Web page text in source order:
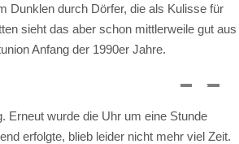
Dunklen durch Dörfer, die als Kulisse für
sieht das aber schon mittlerweile gut aus
Anfang der 1990er Jahre.
Erneut wurde die Uhr um eine Stunde
erfolgte, blieb leider nicht mehr viel Zeit.